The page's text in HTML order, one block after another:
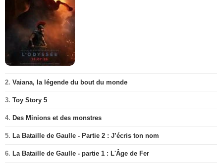
2. Vaiana, la légende du bout du monde
3. Toy Story 5
4. Des Minions et des monstres
5. La Bataille de Gaulle - Partie 2 : J’écris ton nom
6. La Bataille de Gaulle - partie 1 : L'Âge de Fer